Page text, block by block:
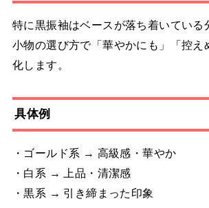
特に黒振袖はベースが落ち着いている
小物の選び方で「華やかにも」「控え
化します。
具体例
・ゴールド系 → 高級感・華やか
・白系 → 上品・清潔感
・黒系 → 引き締まった印象